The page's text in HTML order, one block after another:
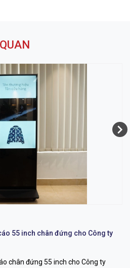
55 inch chân đứng cho Công ty
chân đứng 55 inch cho Công ty